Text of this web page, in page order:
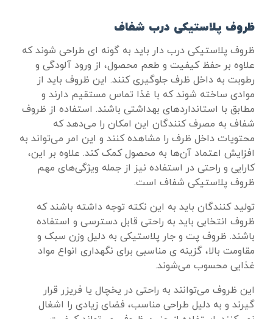
ظروف پلاستیکی درب شفاف
ظروف پلاستیکی درب دار باید به گونه‌ ای طراحی شوند که
علاوه بر حفظ کیفیت و طعم محصول، از ورود آلودگی و
رطوبت به داخل ظرف جلوگیری کنند. این ظروف باید از
موادی ساخته شوند که با غذا تماس مستقیم دارند و
مطابق با استانداردهای بهداشتی باشند. استفاده از ظروف
شفاف به مصرف‌ کنندگان این امکان را می‌دهد که
محتویات داخل ظرف را مشاهده کنند و این امر می‌تواند به
افزایش اعتماد آن‌ها به محصول کمک کند. علاوه بر این،
کارایی و راحتی در استفاده نیز از جمله ویژگی‌های مهم
ظروف پلاستیکی شفاف است.
تولید کنندگان باید به این نکته توجه داشته باشند که
ظروف انتخابی باید به راحتی قابل دسترسی و استفاده
باشند. ظروف پت و جار پلاستیکی به دلیل وزن سبک و
مقاومت بالا، گزینه‌ ی مناسبی برای نگهداری انواع مواد
غذایی محسوب می‌شوند.
این ظروف می‌توانند به راحتی در یخچال یا فریزر قرار
گیرند و به دلیل طراحی مناسب، فضای زیادی را اشغال